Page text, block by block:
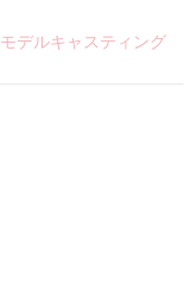
モデルキャスティング